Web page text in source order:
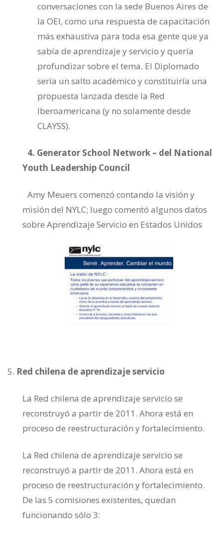
conversaciones con la sede Buenos Aires de
la OEI, como una respuesta de capacitación
más exhaustiva para toda esa gente que ya
sabía de aprendizaje y servicio y quería
profundizar sobre el tema. El Diplomado
sería un salto académico y constituiría una
propuesta lanzada desde la Red
Iberoamericana (y no solamente desde
CLAYSS).
4. Generator School Network – del National
Youth Leadership Council
Amy Meuers comenzó contando la visión y
misión del NYLC; luego comentó algunos datos
sobre Aprendizaje Servicio en Estados Unidos
Red chilena de aprendizaje servicio
La Red chilena de aprendizaje servicio se
reconstruyó a partir de 2011. Ahora está en
proceso de reestructuración y fortalecimiento.
La Red chilena de aprendizaje servicio se
reconstruyó a partir de 2011. Ahora está en
proceso de reestructuración y fortalecimiento.
De las 5 comisiones existentes, quedan
funcionando sólo 3: